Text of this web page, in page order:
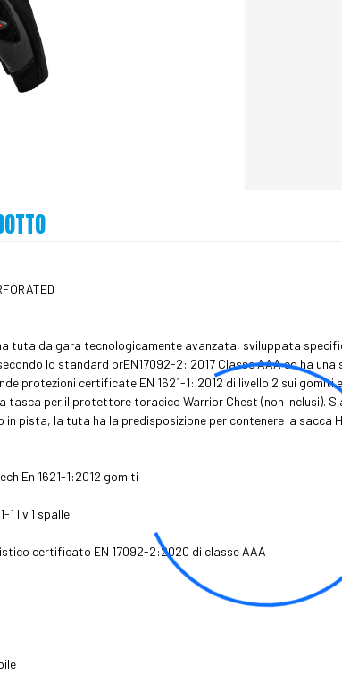
tuta da gara tecnologicamente avanzata, sviluppata
lo standard prEN17092-2: 2017 Classe AAA ed ha
protezioni certificate EN 1621-1: 2012 di livello 2 sui
tasca per il protettore toracico Warrior Chest (non inclusi).
pista, la tuta ha la predisposizione per contenere la sacca
En 1621-1:2012 gomiti
1 liv.1 spalle
certificato EN 17092-2:2020 di classe AAA